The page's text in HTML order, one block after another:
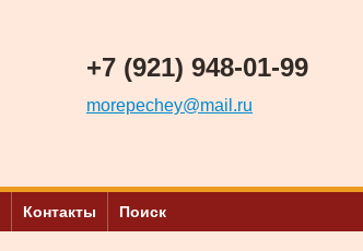
+7 (921) 948-01-99
morepechey@mail.ru
Контакты Поиск